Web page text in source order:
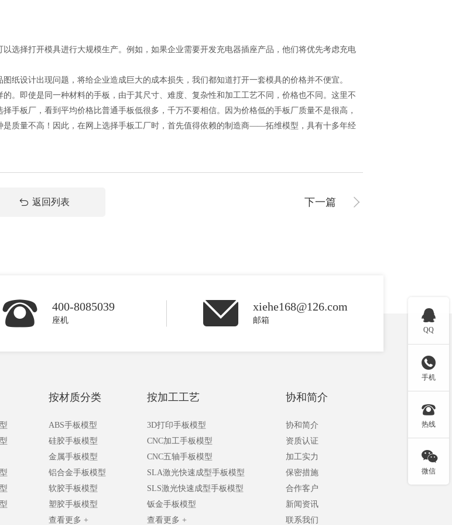
选择打开模具进行大规模生产。例如，如果企业需要开发充电器插座产品，他们将优先考虑充电
纸设计出现问题，将给企业造成巨大的成本损失，我们都知道打开一套模具的价格并不便宜。
。即使是同一种材料的手板，由于其尺寸、难度、复杂性和加工工艺不同，价格也不同。这里不
手板厂，看到平均价格比普通手板低很多，千万不要相信。因为价格低的手板厂质量不是很高，
质量不高！因此，在网上选择手板工厂时，首先值得依赖的制造商——拓维模型，具有十多年经
返回列表 下一篇
400-8085039
座机
xiehe168@126.com
邮箱
按材质分类
ABS手板模型
硅胶手板模型
金属手板模型
铝合金手板模型
软胶手板模型
塑胶手板模型
查看更多 +
按加工工艺
3D打印手板模型
CNC加工手板模型
CNC五轴手板模型
SLA激光快速成型手板模型
SLS激光快速成型手板模型
钣金手板模型
查看更多 +
协和简介
协和简介
资质认证
加工实力
保密措施
合作客户
新闻资讯
联系我们

QQ

手机

热线

微信